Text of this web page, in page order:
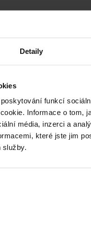
Detaily
funkcí
Informace o tom,
média, inzerci a
které jste jim
služby.
k zákonu o
kterou se mění
ve znění pozdějších
smluv byla
07:27